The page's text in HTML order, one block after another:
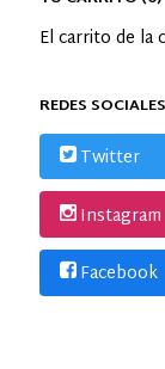
El carrito de la
REDES SOCIALES
Twitter
Instagram
Facebook